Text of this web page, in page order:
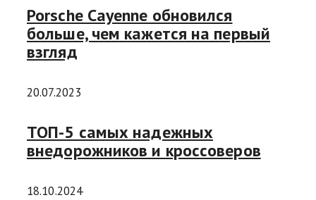
Porsche Cayenne обновился
больше, чем кажется на первый
взгляд
20.07.2023
ТОП-5 самых надежных
внедорожников и кроссоверов
18.10.2024